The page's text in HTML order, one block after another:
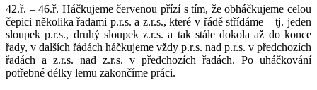
42.ř. – 46.ř. Háčkujeme červenou přízí s tím, že obháčkujeme celou
čepici několika řadami p.r.s. a z.r.s., které v řádě střídáme – tj. jeden
sloupek p.r.s., druhý sloupek z.r.s. a tak stále dokola až do konce
řady, v dalších řádách háčkujeme vždy p.r.s. nad p.r.s. v předchozích
řadách a z.r.s. nad z.r.s. v předchozích řadách. Po uháčkování
potřebné délky lemu zakončíme práci.